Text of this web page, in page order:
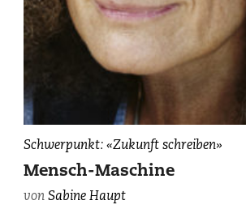
Sabine
photographiert
von
Schwerpunkt: «Zukunft schreiben»
Mensch-Maschine
vonSabine Haupt